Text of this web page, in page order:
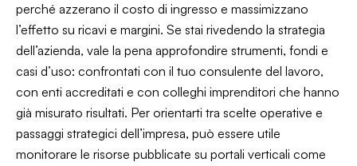
perché azzerano il costo di ingresso e massimizzano
l’effetto su ricavi e margini. Se stai rivedendo la strategia
dell’azienda, vale la pena approfondire strumenti, fondi e
casi d’uso: confrontati con il tuo consulente del lavoro,
con enti accreditati e con colleghi imprenditori che hanno
già misurato risultati. Per orientarti tra scelte operative e
passaggi strategici dell’impresa, può essere utile
monitorare le risorse pubblicate su portali verticali come